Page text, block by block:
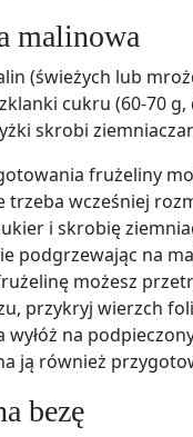
malinowa
(świeżych lub
cukru (60-70
skrobi
frużeliny
trzeba wcześniej
i skrobię
podgrzewając na
możesz
przykryj wierzch
wyłóż na
ją również
bezę